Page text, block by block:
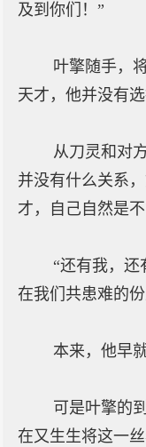
及到你们！”
叶擎随手，将
天才，他并没有选
从刀灵和对方
并没有什么关系
才，自己自然是
“还有我，还有
在我们共患难的
本来，他早就
可是叶擎的到
在又生生将这一